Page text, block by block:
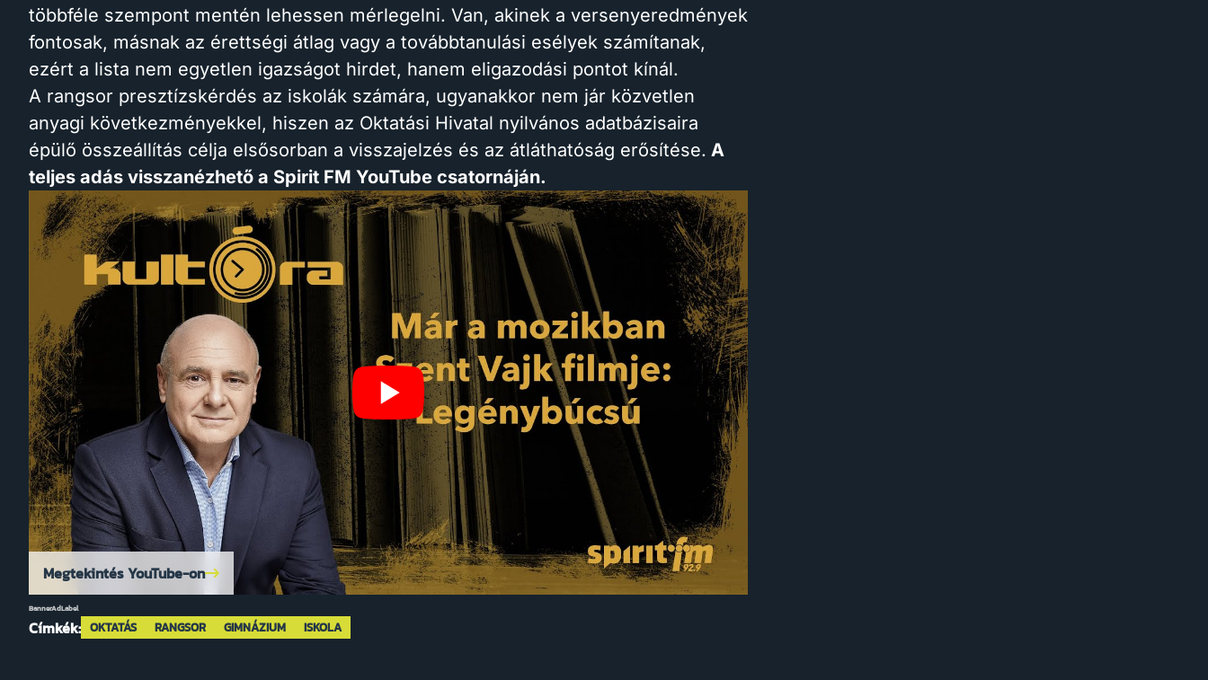
többféle szempont mentén lehessen mérlegelni. Van, akinek a versenyeredmények
fontosak, másnak az érettségi átlag vagy a továbbtanulási esélyek számítanak,
ezért a lista nem egyetlen igazságot hirdet, hanem eligazodási pontot kínál.
A rangsor presztízskérdés az iskolák számára, ugyanakkor nem jár közvetlen
anyagi következményekkel, hiszen az Oktatási Hivatal nyilvános adatbázisaira
épülő összeállítás célja elsősorban a visszajelzés és az átláthatóság erősítése. A
teljes adás visszanézhető a Spirit FM YouTube csatornáján.
Megtekintés YouTube-on
BannerAdLabel
Címkék: OKTATÁS RANGSOR GIMNÁZIUM ISKOLA